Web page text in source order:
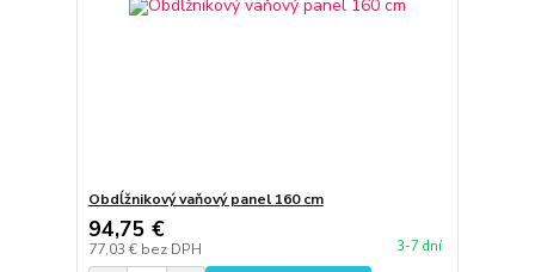
Obdĺžnikový vaňový panel 160 cm
94,75 €
77,03 € bez DPH 3-7 dní